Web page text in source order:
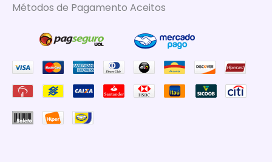
Métodos de Pagamento Aceitos